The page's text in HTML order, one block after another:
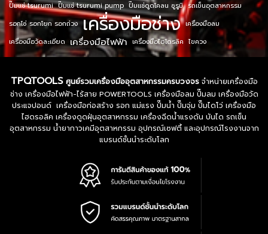
ปั๊มแช่ tsurumi ปั๊มแช่ tsurumi pump ปั๊มแช่ดูดโคลน ซูรูมิ รถเข็นอุตสาหกรรม
รอกโซ่ รอกโยก รอกถ่วง เครื่องมือช่าง เครื่องมือลม
เครื่องมือวัดละเอียด เครื่องมือไฟฟ้า เครื่องมือไฮโดรลิค ไขควง
TPQTOOLS ศูนย์รวมเครื่องมืออุตสาหกรรมครบวงจรจำหน่ายเครื่องมือ
ช่าง เครื่องมือไฟฟ้า-ไร้สาย POWERTOOLS เครื่องมือลม ปั๊มลม เครื่องมือวัด
ประแจปอนด์ เครื่องมือก่อสร้าง รอก แม่แรง ปั๊มน้ำ ปั๊มจุ่ม ปั๊มไดโว่ เครื่องมือ
ไฮดรอลิค เครื่องดูดฝุ่นอุตสาหกรรม เครื่องฉีดน้ำแรงดัน บันได รถเข็น
อุตสาหกรรม น้ำยากาวเคมีอุตสาหกรรม อุปกรณ์เซฟตี้ และอุปกรณ์โรงงานจาก
แบรนด์ชั้นนำระดับโลก